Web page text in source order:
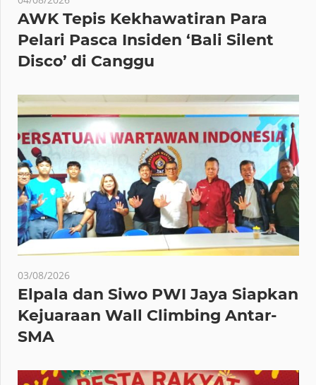
AWK Tepis Kekhawatiran Para
Pelari Pasca Insiden ‘Bali Silent
Disco’ di Canggu
03/08/2026
Elpala dan Siwo PWI Jaya Siapkan
Kejuaraan Wall Climbing Antar-
SMA